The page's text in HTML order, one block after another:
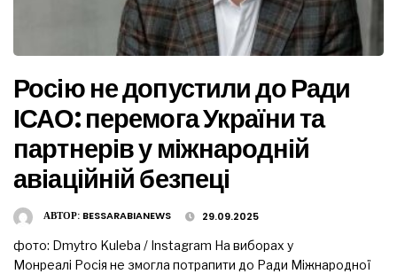
Росію не допустили до Ради
ІСАО: перемога України та
партнерів у міжнародній
авіаційній безпеці
АВТОР: BESSARABIANEWS 29.09.2025
фото: Dmytro Kuleba / Instagram На виборах у
Монреалі Росія не змогла потрапити до Ради Міжнародної